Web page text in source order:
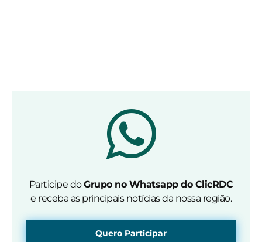
Participe doGrupo no Whatsapp do ClicRDC
e receba as principais notícias da nossa região.
Quero Participar